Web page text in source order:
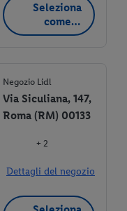
Seleziona
come
negozio
Negozio Lidl
Via Siculiana, 147,
Roma (RM) 00133
+ 2
Dettagli del negozio